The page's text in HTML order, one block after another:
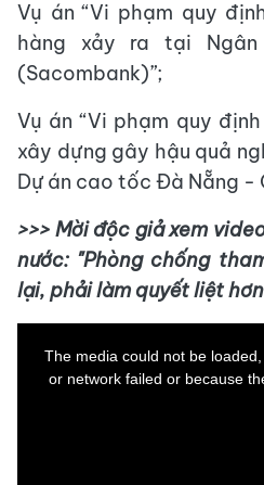
Vụ án “Vi phạm quy
hàng xảy ra tại Ngân
(Sacombank)”;
Vụ án “Vi phạm quy
xây dựng gây hậu quả
Dự án cao tốc Đà Nẵng -
>>> Mời độc giả xem
nước: "Phòng chống
lại, phải làm quyết liệt
The media could not be
or network failed or because